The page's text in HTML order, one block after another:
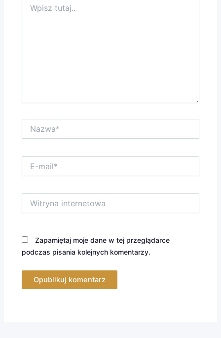
tutaj..
mail*
internetowa
Zapamiętaj moje dane w tej przeglądarce
podczas pisania kolejnych komentarzy.